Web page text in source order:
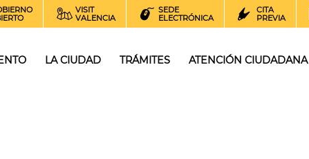
VISIT
VALENCIA
SEDE
ELECTRÓNICA
CITA
PREVIA
LA CIUDAD TRÁMITES ATENCIÓN CIUDADANA